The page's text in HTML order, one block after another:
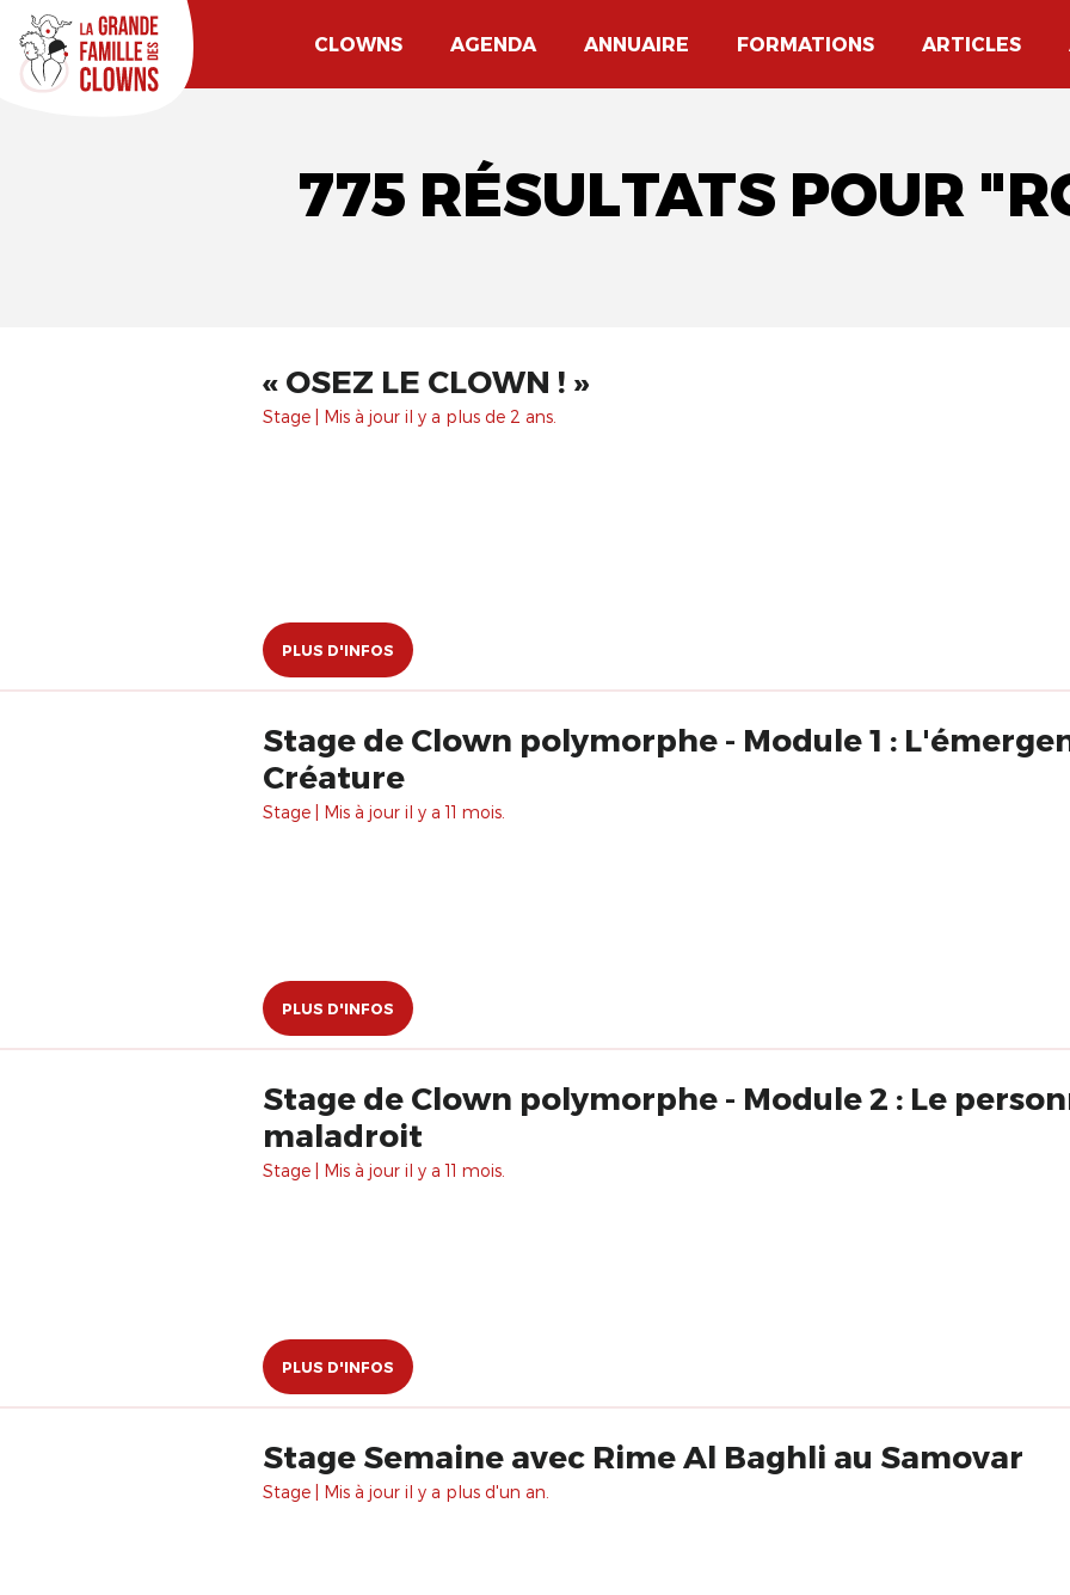
CLOWNS AGENDA ANNUAIRE FORMATIONS ARTICLES
775 RÉSULTATS POUR
​« OSEZ LE CLOWN ! »
Stage | Mis à jour il y a plus de 2 ans.
PLUS D'INFOS
Stage de Clown polymorphe - Module 1 :
Créature
Stage | Mis à jour il y a 11 mois.
PLUS D'INFOS
Stage de Clown polymorphe - Module 2 : Le
maladroit
Stage | Mis à jour il y a 11 mois.
PLUS D'INFOS
Stage Semaine avec Rime Al Baghli au Samovar
Stage | Mis à jour il y a plus d'un an.